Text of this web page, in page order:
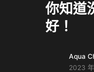
你知道
好！
Aqua
2023